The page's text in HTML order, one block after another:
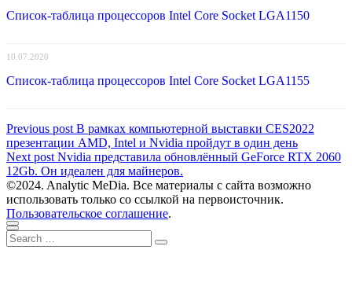
Список-таблица процессоров Intel Core Socket LGA1150
10.07.2020
Список-таблица процессоров Intel Core Socket LGA1155
Навигация
по
записям
Previous post Previous
post:
В рамках компьютерной выставки CES2022
презентации AMD, Intel и Nvidia пройдут в один день
Next post Next
post:
Nvidia представила обновлённый GeForce RTX 2060
12Gb. Он идеален для майнеров.
©2024. Analytic MeDia. Все материалы с сайта возможно
использовать только со ссылкой на первоисточник.
Пользовательское соглашение.
Scroll
to
Close
Search
for:
Search